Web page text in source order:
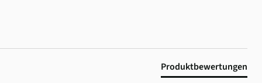
Produktbewertungen